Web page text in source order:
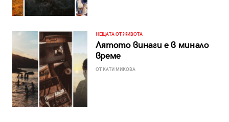
НЕЩАТА ОТ ЖИВОТА
Лятото винаги е в минало
време
ОТ КАТИ МИКОВА